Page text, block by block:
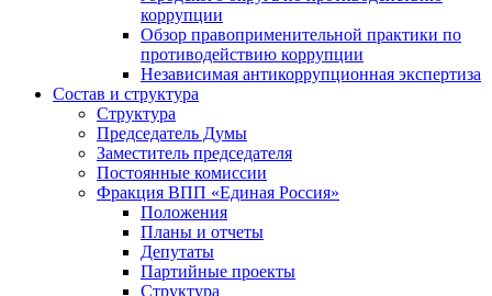
коррупции
Обзор правоприменительной практики по
противодействию коррупции
Независимая антикоррупционная экспертиза
Состав и структура
Структура
Председатель Думы
Заместитель председателя
Постоянные комиссии
Фракция ВПП «Единая Россия»
Положения
Планы и отчеты
Депутаты
Партийные проекты
Структура